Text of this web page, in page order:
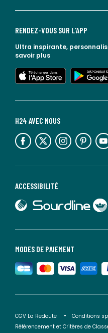
MODES DE PAIEMENT
ACCESSIBILITÉ
lien vers Faciliti
H24 AVEC NOUS
lien vers l'espace réseaux sociaux lien vers l'espace réseaux sociaux lien vers l'espace réseaux sociaux lien vers l'espace réseaux sociaux lien vers l'espace
RENDEZ-VOUS SUR L'APP
Ultra inspirante,
savoir plus
lien vers l'app store
lien vers google play
CGV La Redoute
Conditions
Référencement et Critères de